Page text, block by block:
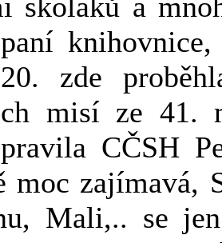
paní
20. zde
misí ze 41.
CČSH
moc zajímavá,
Mali,.. se